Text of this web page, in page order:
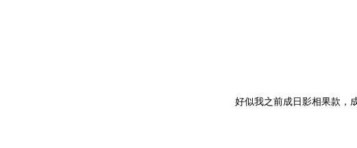
好似我之前成日影相果款，